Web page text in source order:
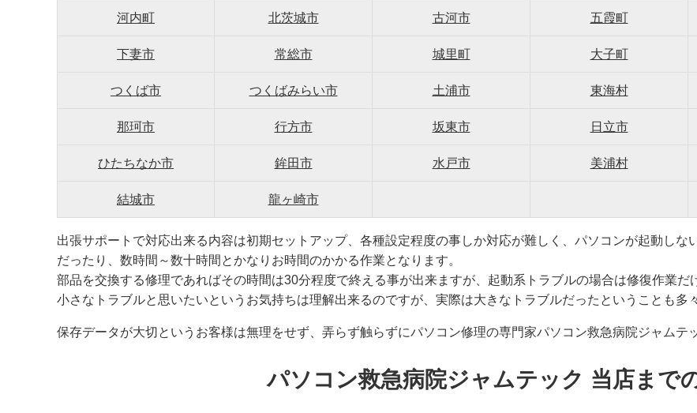
河内町 北茨城市 古河市 五霞町
下妻市 常総市 城里町 大子町
つくば市 つくばみらい市 土浦市 東海村
那珂市 行方市 坂東市 日立市
ひたちなか市 鉾田市 水戸市 美浦村
結城市 龍ヶ崎市
出張サポートで対応出来る内容は初期セットアップ、各種設定程度の事しか対応が難しく、パソコンが起動し
だったり、数時間～数十時間とかなりお時間のかかる作業となります。
部品を交換する修理であればその時間は30分程度で終える事が出来ますが、起動系トラブルの場合は修復作業だ
小さなトラブルと思いたいというお気持ちは理解出来るのですが、実際は大きなトラブルだったということも多
保存データが大切というお客様は無理をせず、弄らず触らずにパソコン修理の専門家パソコン救急病院ジャムテ
パソコン救急病院ジャムテック 当店まで